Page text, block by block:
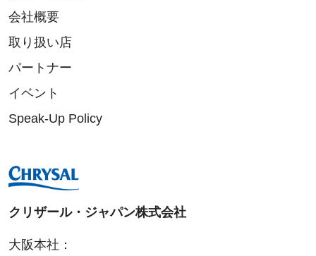
会社概要
取り扱い店
パートナー
イベント
Speak-Up Policy
クリザール・ジャパン株式会社
大阪本社：